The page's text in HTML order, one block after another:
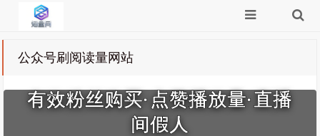
公众号刷阅读量网站
有效粉丝购买·点赞播放量·直播
间假人